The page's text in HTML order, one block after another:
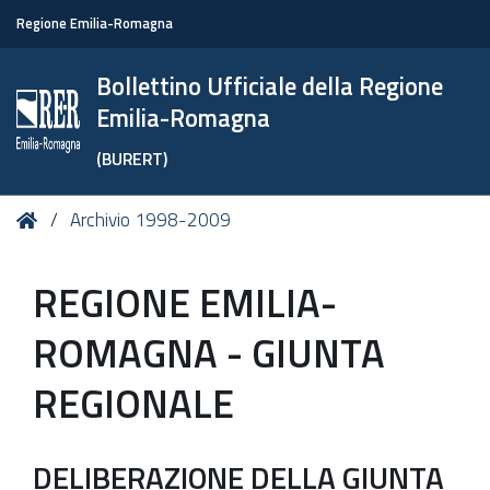
Regione Emilia-Romagna
Bollettino Ufficiale della Regione
Emilia-Romagna
(BURERT)
Tu HomeArchivio 1998-2009
REGIONE EMILIA-
ROMAGNA - GIUNTA
REGIONALE
DELIBERAZIONE DELLA GIUNTA